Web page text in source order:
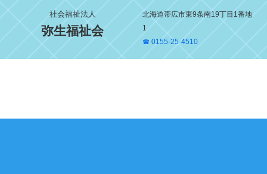
社会福祉法人
弥生福祉会
北海道帯広市東9条南19丁目1番地
1
☎ 0155-25-4510